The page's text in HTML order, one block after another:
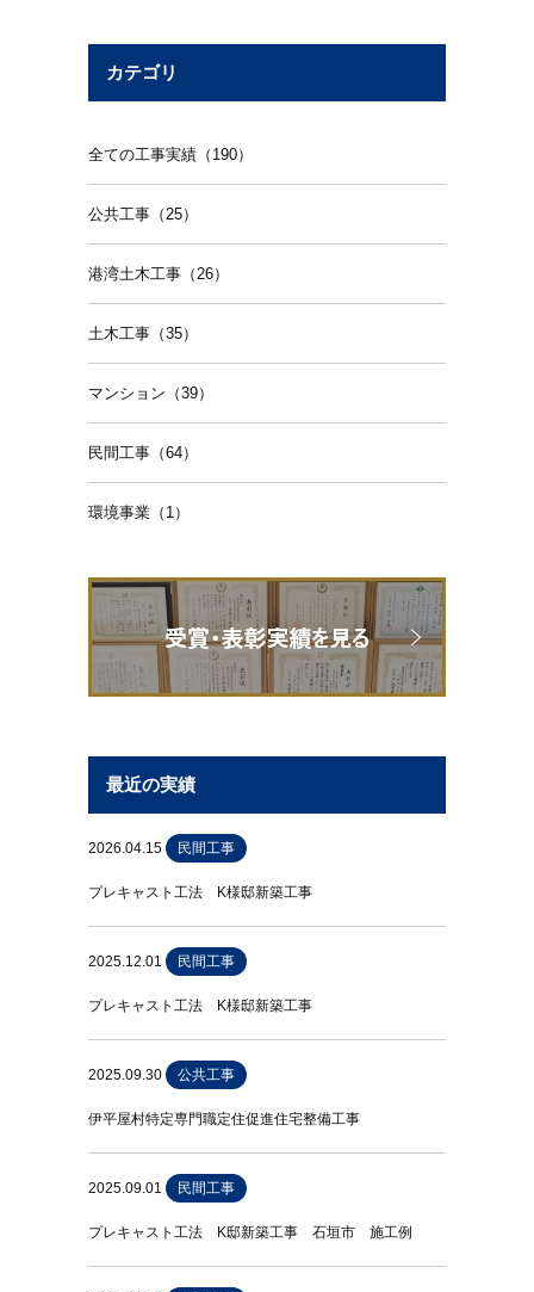
カテゴリ
全ての工事実績（190）
公共工事（25）
港湾土木工事（26）
土木工事（35）
マンション（39）
民間工事（64）
環境事業（1）
最近の実績
2026.04.15 民間工事
プレキャスト工法 K様邸新築工事
2025.12.01 民間工事
プレキャスト工法 K様邸新築工事
2025.09.30 公共工事
伊平屋村特定専門職定住促進住宅整備工事
2025.09.01 民間工事
プレキャスト工法 K邸新築工事 石垣市 施工例